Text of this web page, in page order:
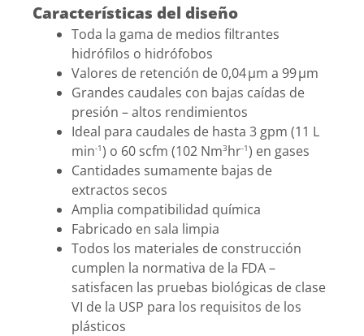
Características del diseño
Toda la gama de medios filtrantes
hidrófilos o hidrófobos
Valores de retención de 0,04 µm a 99 µm
Grandes caudales con bajas caídas de
presión – altos rendimientos
Ideal para caudales de hasta 3 gpm (11 L
min-1) o 60 scfm (102 Nm3hr-1) en gases
Cantidades sumamente bajas de
extractos secos
Amplia compatibilidad química
Fabricado en sala limpia
Todos los materiales de construcción
cumplen la normativa de la FDA –
satisfacen las pruebas biológicas de clase
VI de la USP para los requisitos de los
plásticos